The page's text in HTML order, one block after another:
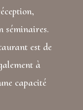
séminaires.
est de
à
capacité